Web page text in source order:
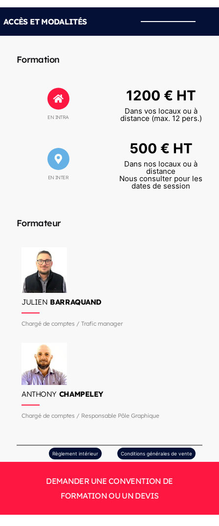
ACCÈS ET MODALITÉS
Formation
EN INTRA
1200 € HT
Dans vos locaux ou à
distance (max. 12 pers.)
EN INTER
500 € HT
Dans nos locaux ou à
distance
Nous consulter pour les
dates de session
Formateur
JULIEN BARRAQUAND
Chargé de comptes / Trafic manager
ANTHONY CHAMPELEY
Chargé de comptes / Responsable Pôle Graphique
Règlement intérieur Conditions générales de vente
DEMANDER UNE CONVENTION DE
FORMATION OU UN DEVIS